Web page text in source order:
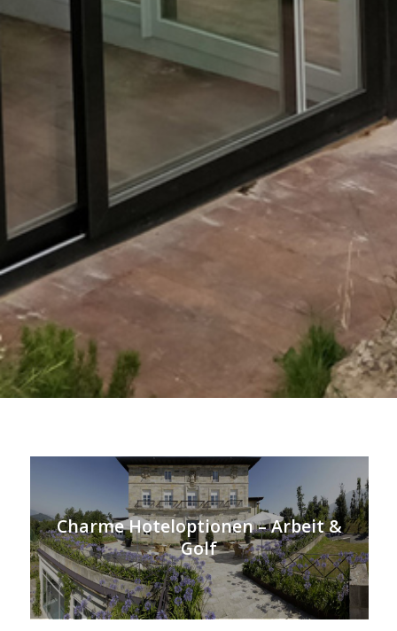
Charme Hoteloptionen – Arbeit &
Golf